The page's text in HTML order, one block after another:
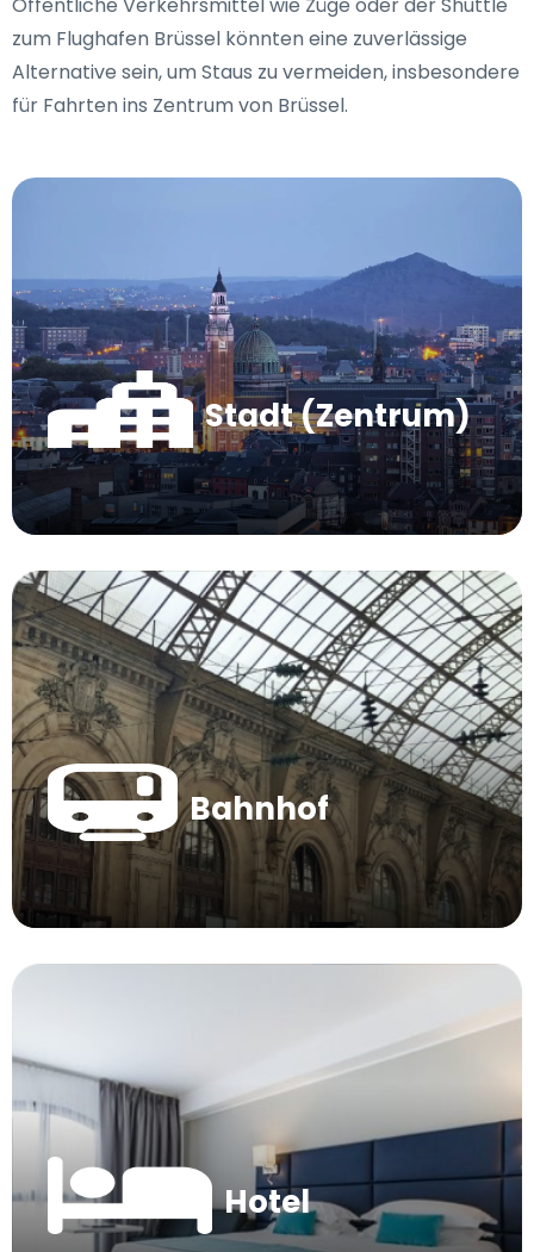
zum Flughafen Brüssel könnten eine zuverlässige
Alternative sein, um Staus zu vermeiden, insbesondere
für Fahrten ins Zentrum von Brüssel.
Stadt (Zentrum)
Bahnhof
Hotel